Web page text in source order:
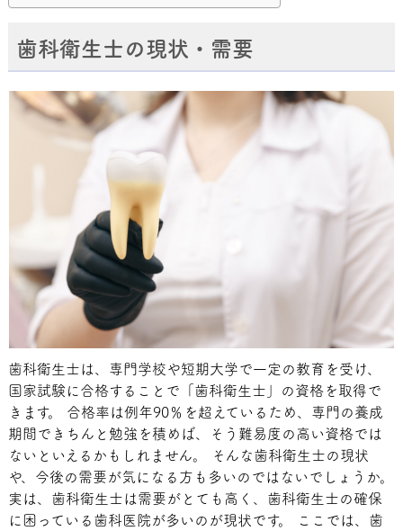
歯科衛生士の現状・需要
歯科衛生士は、専門学校や短期大学で一定の教育を受け、
国家試験に合格することで「歯科衛生士」の資格を取得で
きます。 合格率は例年90％を超えているため、専門の養成
期間できちんと勉強を積めば、そう難易度の高い資格では
ないといえるかもしれません。 そんな歯科衛生士の現状
や、今後の需要が気になる方も多いのではないでしょうか。
実は、歯科衛生士は需要がとても高く、歯科衛生士の確保
に困っている歯科医院が多いのが現状です。 ここでは、歯